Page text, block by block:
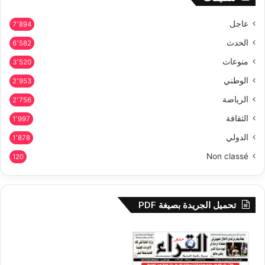
عاجل 7٬894
الحدث 6٬582
منوعات 3٬520
الوطني 2٬953
الرياضة 2٬756
الثقافة 1٬997
الدولي 1٬878
Non classé
120
تحميل الجريدة بصيغة PDF